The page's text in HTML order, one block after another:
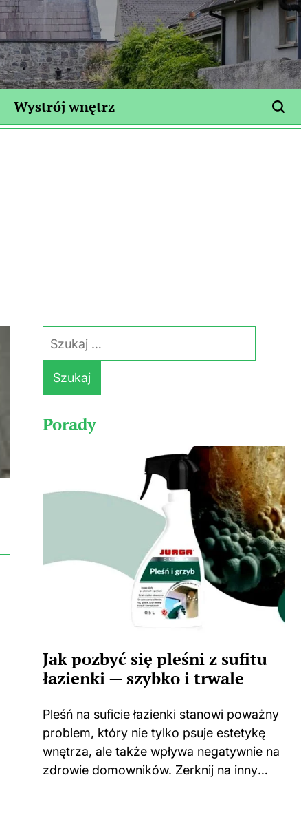
Wystrój wnętrz
Szukaj:
Porady
Jak pozbyć się pleśni z sufitu
łazienki — szybko i trwale
Pleśń na suficie łazienki stanowi poważny
problem, który nie tylko psuje estetykę
wnętrza, ale także wpływa negatywnie na
zdrowie domowników. Zerknij na inny